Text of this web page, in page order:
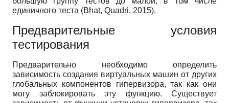
единичного теста (Bhat, Quadri, 2015).
Предварительные условия
тестирования
Предварительно необходимо определить
зависимость создания виртуальных машин от других
глобальных компонентов гипервизора, так как они
могу заблокировать эту функцию. Существует